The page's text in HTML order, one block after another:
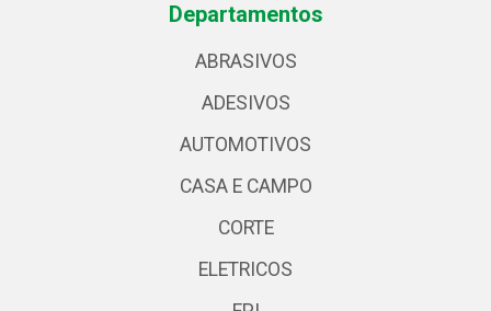
Departamentos
ABRASIVOS
ADESIVOS
AUTOMOTIVOS
CASA E CAMPO
CORTE
ELETRICOS